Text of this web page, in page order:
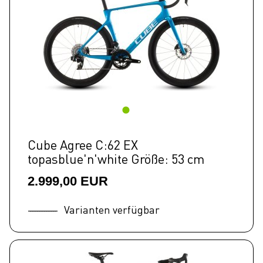
Cube Agree C:62 EX
topasblue'n'white Größe: 53 cm
2.999,00 EUR
Varianten verfügbar